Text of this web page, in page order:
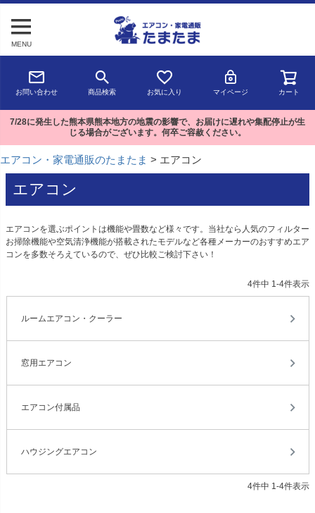
MENU
お問い合わせ 商品検索 お気に入り マイページ カート
7/28に発生した熊本県熊本地方の地震の影響で、お届けに遅れや集配停止が生
じる場合がございます。何卒ご容赦ください。
エアコン・家電通販のたまたま エアコン
エアコン
エアコンを選ぶポイントは機能や畳数など様々です。当社なら人気のフィルター
お掃除機能や空気清浄機能が搭載されたモデルなど各種メーカーのおすすめエア
コンを多数そろえているので、ぜひ比較ご検討下さい！
4件中 1-4件表示
ルームエアコン・クーラー
窓用エアコン
エアコン付属品
ハウジングエアコン
4件中 1-4件表示